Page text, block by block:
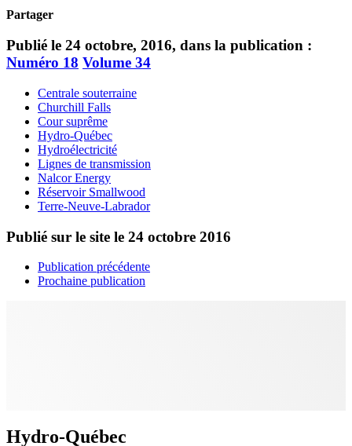
Partager
Publié le 24 octobre, 2016, dans la publication :
Numéro 18 Volume 34
Centrale souterraine
Churchill Falls
Cour suprême
Hydro-Québec
Hydroélectricité
Lignes de transmission
Nalcor Energy
Réservoir Smallwood
Terre-Neuve-Labrador
Publié sur le site le 24 octobre 2016
Publication précédente
Prochaine publication
Hydro-Québec